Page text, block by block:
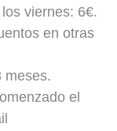
viernes: 6€.
en otras
meses.
el